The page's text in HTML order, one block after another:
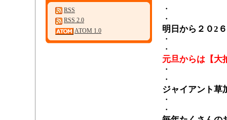
RSS
RSS 2.0
ATOM 1.0
・
・
明日から２０2
・
・
元旦からは【大
・
・
ジャイアント草
・
・